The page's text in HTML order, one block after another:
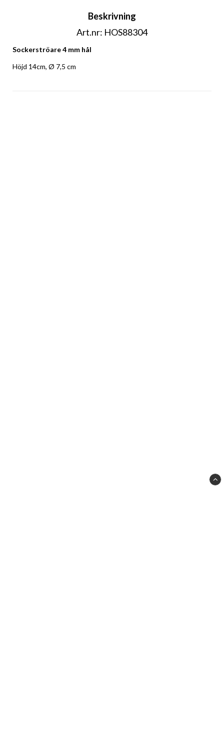
Beskrivning
Art.nr: HOS88304
Sockerströare 4 mm hål
Höjd 14cm, Ø 7,5 cm